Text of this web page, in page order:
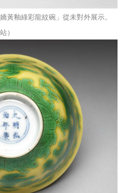
釉綠彩龍紋碗」從未對外展示。
）